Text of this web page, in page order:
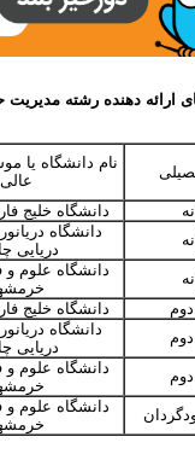
ارائه دهنده رشته مدیریت
نام دانشگاه یا
عالی
دانشگاه خلیج
دانشگاه
دریایی
دانشگاه علوم و
دانشگاه خلیج
دانشگاه
دریایی
دانشگاه علوم و
دانشگاه علوم و